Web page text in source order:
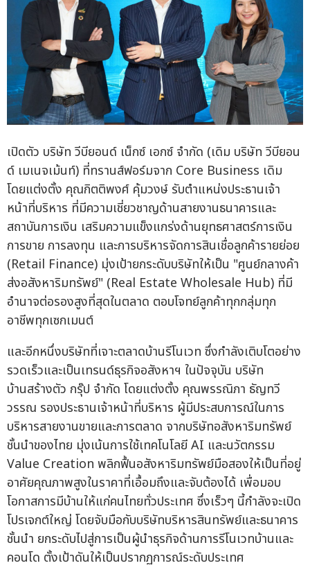
เปิดตัว บริษัท วีบียอนด์ เน็กซ์ เอกซ์ จำกัด (เดิม บริษัท วีบียอน
ด์ เมเนจเม้นท์) ที่ทรานส์ฟอร์มจาก Core Business เดิม
โดยแต่งตั้ง คุณกิตติพงศ์ คุ้มวงษ์ รับตำแหน่งประธานเจ้า
หน้าที่บริหาร ที่มีความเชี่ยวชาญด้านสายงานธนาคารและ
สถาบันการเงิน เสริมความแข็งแกร่งด้านยุทธศาสตร์การเงิน
การขาย การลงทุน และการบริหารจัดการสินเชื่อลูกค้ารายย่อย
(Retail Finance) มุ่งเป้ายกระดับบริษัทให้เป็น "ศูนย์กลางค้า
ส่งอสังหาริมทรัพย์" (Real Estate Wholesale Hub) ที่มี
อำนาจต่อรองสูงที่สุดในตลาด ตอบโจทย์ลูกค้าทุกกลุ่มทุก
อาชีพทุกเซกเมนต์
และอีกหนึ่งบริษัทที่เจาะตลาดบ้านรีโนเวท ซึ่งกำลังเติบโตอย่าง
รวดเร็วและเป็นเทรนด์ธุรกิจอสังหาฯ ในปัจจุบัน บริษัท
บ้านสร้างตัว กรุ๊ป จำกัด โดยแต่งตั้ง คุณพรรณิภา ธัญทวี
วรรณ รองประธานเจ้าหน้าที่บริหาร ผู้มีประสบการณ์ในการ
บริหารสายงานขายและการตลาด จากบริษัทอสังหาริมทรัพย์
ชั้นนำของไทย มุ่งเน้นการใช้เทคโนโลยี AI และนวัตกรรม
Value Creation พลิกฟื้นอสังหาริมทรัพย์มือสองให้เป็นที่อยู่
อาศัยคุณภาพสูงในราคาที่เอื้อมถึงและจับต้องได้ เพื่อมอบ
โอกาสการมีบ้านให้แก่คนไทยทั่วประเทศ ซึ่งเร็วๆ นี้กำลังจะเปิด
โปรเจกต์ใหญ่ โดยจับมือกับบริษัทบริหารสินทรัพย์และธนาคาร
ชั้นนำ ยกระดับไปสู่การเป็นผู้นำธุรกิจด้านการรีโนเวทบ้านและ
คอนโด ตั้งเป้าดันให้เป็นปรากฏการณ์ระดับประเทศ